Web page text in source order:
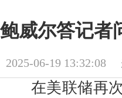
鲍威尔答记者
2025-06-19 13:32:08
在美联储再次